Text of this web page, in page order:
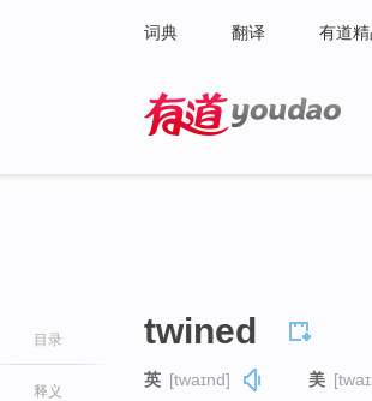
词典 翻译 有道
目录
释义
twined
英 [twaɪnd] 美